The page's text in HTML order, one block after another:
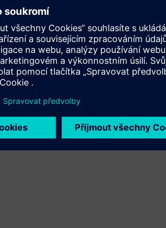
pro produkt/řešení Siemens Xcelerator,
zákazníkovi s jejich implementací,
nebo údržbou